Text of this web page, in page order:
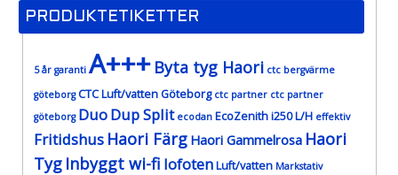
PRODUKTETIKETTER
5 år garanti A+++ Byta tyg Haori ctc bergvärme
göteborg CTC Luft/vatten Göteborg ctc partner ctc partner
göteborg DuoDup Split ecodan EcoZenith i250 L/H effektiv
Fritidshus Haori Färg Haori Gammelrosa Haori
Tyg Inbyggt wi-fi lofotenLuft/vatten Markstativ